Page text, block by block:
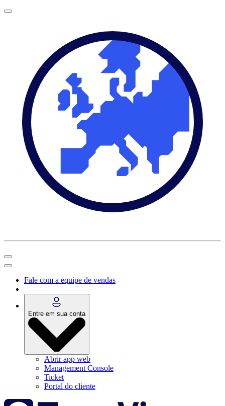
Fale com a equipe de vendas
Entre em sua conta
Abrir app web
Management Console
Ticket
Portal do cliente